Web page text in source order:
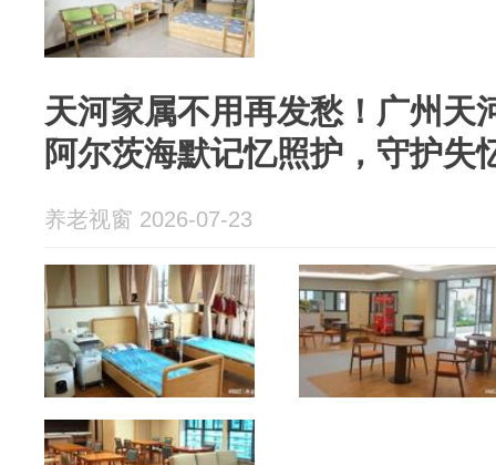
天河家属不用再发愁！广州天
阿尔茨海默记忆照护，守护失
养老视窗 2026-07-23